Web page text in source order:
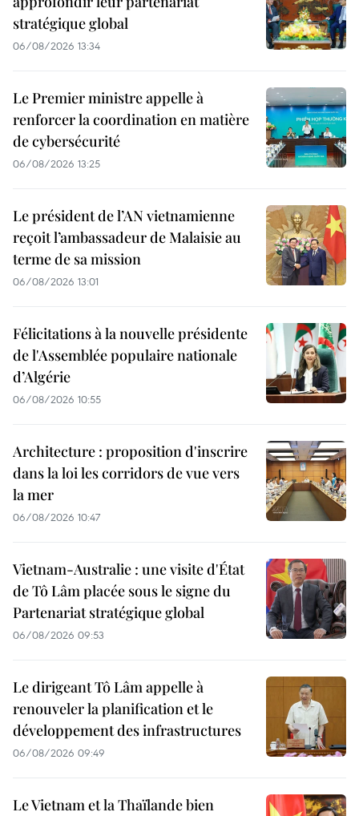
stratégique global
06/08/2026 13:34
Le Premier ministre appelle à
renforcer la coordination en matière
de cybersécurité
06/08/2026 13:25
Le président de l’AN vietnamienne
reçoit l’ambassadeur de Malaisie au
terme de sa mission
06/08/2026 13:01
Félicitations à la nouvelle présidente
de l'Assemblée populaire nationale
d’Algérie
06/08/2026 10:55
Architecture : proposition d'inscrire
dans la loi les corridors de vue vers
la mer
06/08/2026 10:47
Vietnam-Australie : une visite d'État
de Tô Lâm placée sous le signe du
Partenariat stratégique global
06/08/2026 09:53
Le dirigeant Tô Lâm appelle à
renouveler la planification et le
développement des infrastructures
06/08/2026 09:49
Le Vietnam et la Thaïlande bien